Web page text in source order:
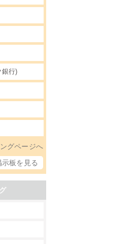
銀行)
グページへ
板を見る